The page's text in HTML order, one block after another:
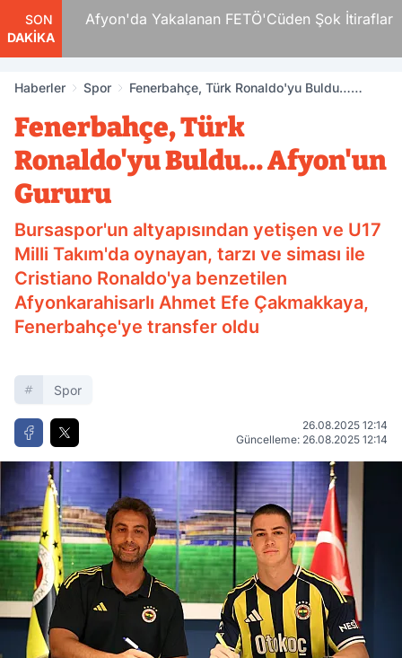
SON
DAKİKA
Afyon'da Yakalanan FETÖ'Cüden Şok İtiraflar
Haberler Spor
Fenerbahçe, Türk Ronaldo'yu Buldu…
Fenerbahçe, Türk
Ronaldo'yu Buldu… Afyon'un
Gururu
Bursaspor'un altyapısından yetişen ve U17
Milli Takım'da oynayan, tarzı ve siması ile
Cristiano Ronaldo'ya benzetilen
Afyonkarahisarlı Ahmet Efe Çakmakkaya,
Fenerbahçe'ye transfer oldu
Spor
26.08.2025 12:14
Güncelleme: 26.08.2025 12:14